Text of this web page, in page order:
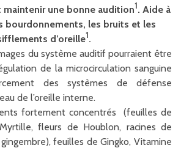
maintenir une bonne audition1. Aide à
bourdonnements, les bruits et les
d’oreille1.
du système auditif pourraient être
de la microcirculation sanguine
des systèmes de défense
de l’oreille interne.
fortement concentrés (feuilles de
fleurs de Houblon, racines de
feuilles de Gingko, Vitamine